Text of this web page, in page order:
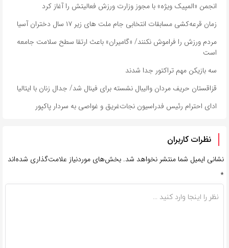
انجمن «المپیک ویژه» با مجوز وزارت ورزش فعالیتش را آغاز کرد
زمان قرعه‌کشی مسابقات انتخابی جام ملت های زیر ۱۷ سال دختران آسیا
مردم ورزش را فراموش نکنند/ «گامیران» باعث ارتقا سطح سلامت جامعه
است
سه بازیکن مهم تراکتور جدا شدند
قزاقستان حریف مردان والیبال نشسته برای فینال شد/ جدال زنان با ایتالیا
ادای احترام رئیس فدراسیون نجات‌غریق و غواصی به سردار پاکپور
نظرات کاربران
نشانی ایمیل شما منتشر نخواهد شد. بخش‌های موردنیاز علامت‌گذاری شده‌اند
*